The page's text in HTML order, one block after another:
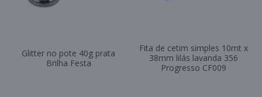
Glitter no pote 40g prata
Brilha Festa
Fita de cetim simples 10mt x
38mm lilás lavanda 356
Progresso CF009